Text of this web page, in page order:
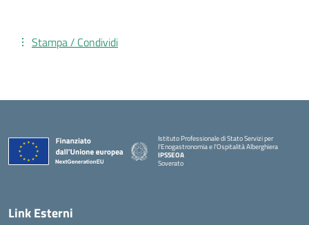
Stampa / Condividi
Istituto Professionale di Stato Servizi per
l'Enogastronomia e l'Ospitalità Alberghiera
IPSSEOA
Soverato
Link Esterni